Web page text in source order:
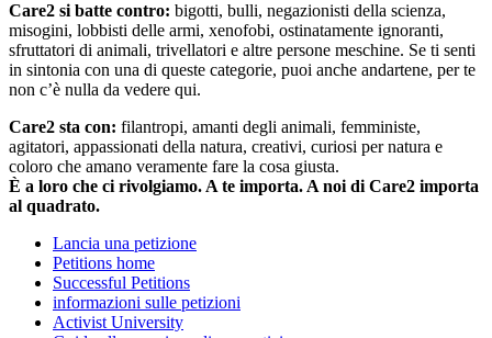
Care2 si batte contro: bigotti, bulli, negazionisti della scienza,
misogini, lobbisti delle armi, xenofobi, ostinatamente ignoranti,
sfruttatori di animali, trivellatori e altre persone meschine. Se ti senti
in sintonia con una di queste categorie, puoi anche andartene, per te
non c’è nulla da vedere qui.
Care2 sta con: filantropi, amanti degli animali, femministe,
agitatori, appassionati della natura, creativi, curiosi per natura e
coloro che amano veramente fare la cosa giusta.
È a loro che ci rivolgiamo. A te importa. A noi di Care2 importa
al quadrato.
Lancia una petizione
Petitions home
Successful Petitions
informazioni sulle petizioni
Activist University